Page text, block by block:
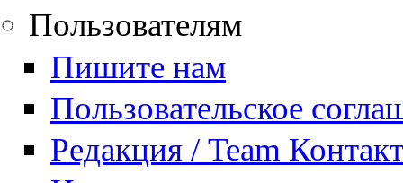
Пользователям
Пишите нам
Пользовательское
Редакция / Team